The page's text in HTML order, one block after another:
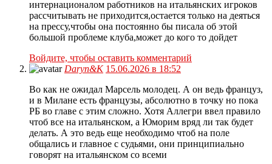
интернационалом работников на итальянских игроков
рассчитывать не приходится,остается только на деяться
на прессу,чтобы она постоянно бы писала об этой
большой проблеме клуба,может до кого то дойдет
Войдите, чтобы оставить комментарий
Daryn&K 15.06.2026 в 18:52
Во как не ожидал Марсель молодец. А он ведь француз,
и в Милане есть французы, абсолютно в точку но пока
РБ во главе с этим сложно. Хотя Аллегри ввел правило
чтоб все на итальянском, а Юморим вряд ли так будет
делать. А это ведь еще необходимо чтоб на поле
общались и главное с судьями, они принципиально
говорят на итальянском со всеми